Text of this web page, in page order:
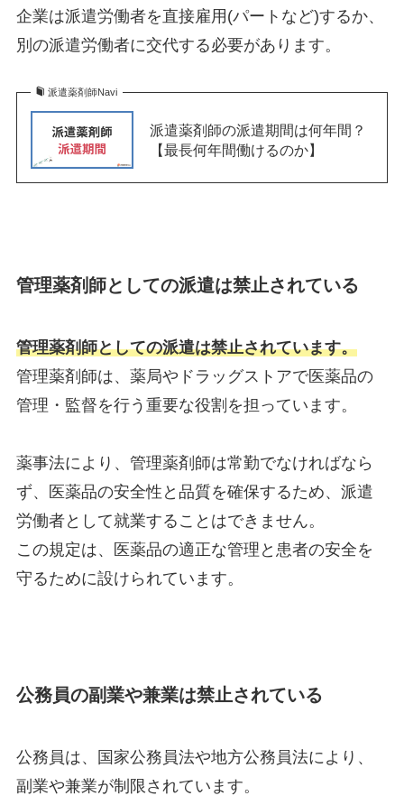
企業は派遣労働者を直接雇用(パートなど)するか、
別の派遣労働者に交代する必要があります。
派遣薬剤師Navi
派遣薬剤師の派遣期間は何年間？
【最長何年間働けるのか】
管理薬剤師としての派遣は禁止されている
管理薬剤師としての派遣は禁止されています。
管理薬剤師は、薬局やドラッグストアで医薬品の
管理・監督を行う重要な役割を担っています。
薬事法により、管理薬剤師は常勤でなければなら
ず、医薬品の安全性と品質を確保するため、派遣
労働者として就業することはできません。
この規定は、医薬品の適正な管理と患者の安全を
守るために設けられています。
公務員の副業や兼業は禁止されている
公務員は、国家公務員法や地方公務員法により、
副業や兼業が制限されています。